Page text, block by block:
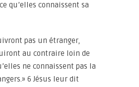
qu’elles connaissent sa
pas un étranger,
au contraire loin de
ne connaissent pas la
6 Jésus leur dit